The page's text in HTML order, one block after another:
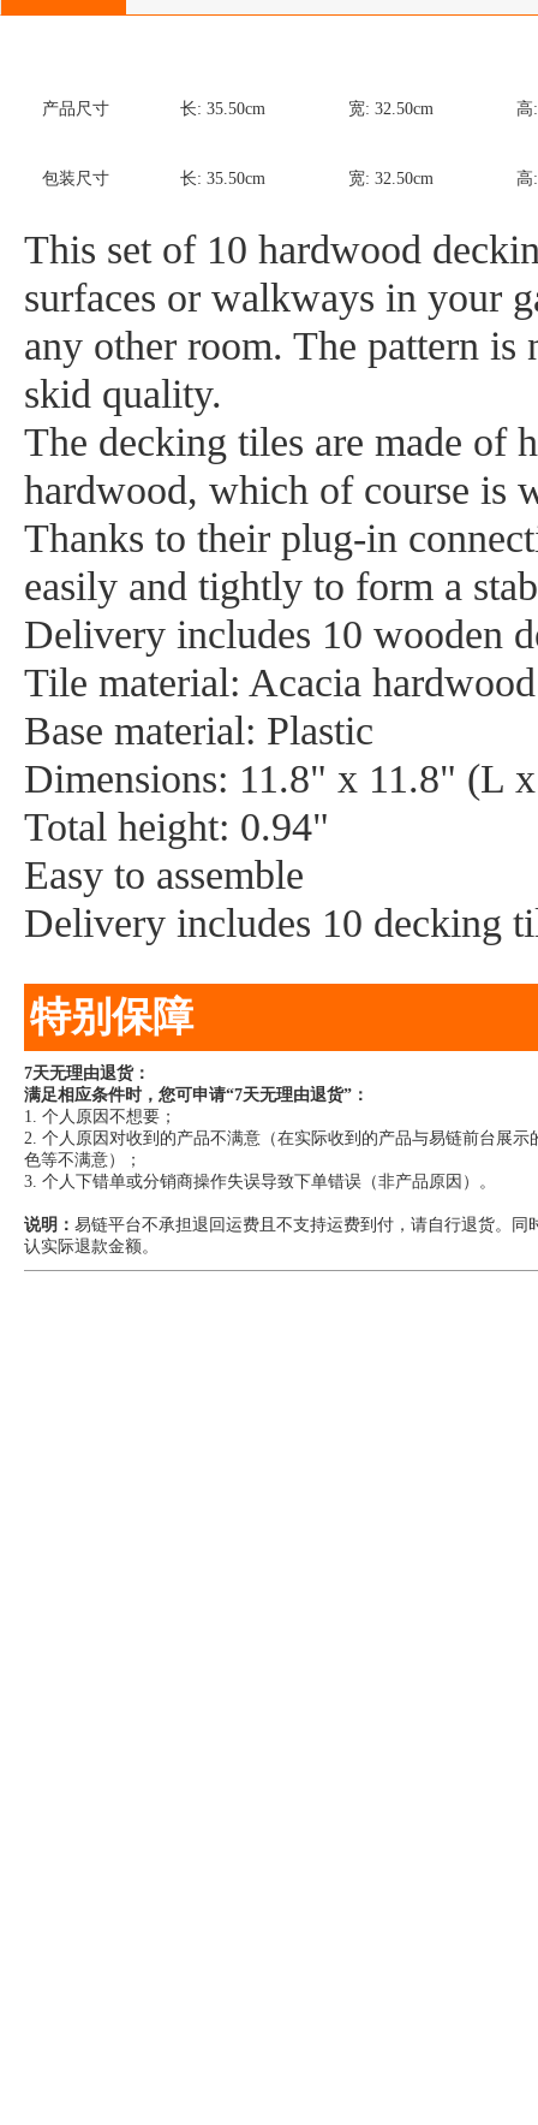
产品尺寸 长: 35.50cm 宽: 32.50cm
包装尺寸 长: 35.50cm 宽: 32.50cm
This set of 10 hardwood
surfaces or walkways in your
any other room. The pattern
skid quality.
The decking tiles are made of
hardwood, which of course is
Thanks to their plug-in
easily and tightly to form a
Delivery includes 10 wooden
Tile material: Acacia
Base material: Plastic
Dimensions: 11.8" x 11.8" (L
Total height: 0.94"
Easy to assemble
Delivery includes 10 decking
特别保障
7天无理由退货：
满足相应条件时，您可申请“7天无理由退货”：
1. 个人原因不想要；
2. 个人原因对收到的产品不满意（在实际收到的产品与易链前台展
色等不满意）；
3. 个人下错单或分销商操作失误导致下单错误（非产品原因）。
说明： 易链平台不承担退回运费且不支持运费到付，请自行退货。
认实际退款金额。